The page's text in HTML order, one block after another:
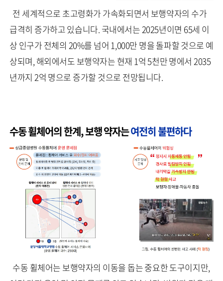
전 세계적으로 초고령화가 가속화되면서 보행약자의 수가
급격히 증가하고 있습니다. 국내에서는 2025년이면 65세 이
상 인구가 전체의 20%를 넘어 1,000만 명을 돌파할 것으로 예
상되며, 해외에서도 보행약자는 현재 1억 5천만 명에서 2035
년까지 2억 명으로 증가할 것으로 전망됩니다.
수동 휠체어의 한계, 보행 약자는여전히 불편하다
수동 휠체어는 보행약자의 이동을 돕는 중요한 도구이지만,